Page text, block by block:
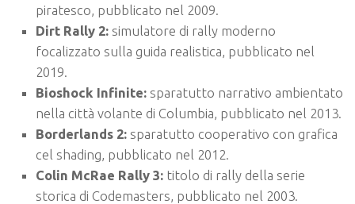
piratesco, pubblicato nel 2009.
Dirt Rally 2: simulatore di rally moderno
focalizzato sulla guida realistica, pubblicato nel
2019.
Bioshock Infinite: sparatutto narrativo ambientato
nella città volante di Columbia, pubblicato nel 2013.
Borderlands 2: sparatutto cooperativo con grafica
cel shading, pubblicato nel 2012.
Colin McRae Rally 3: titolo di rally della serie
storica di Codemasters, pubblicato nel 2003.